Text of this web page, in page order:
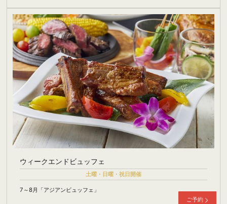
ウィークエンドビュッフェ
土曜・日曜・祝日開催
7～8月「アジアンビュッフェ」
ご予約